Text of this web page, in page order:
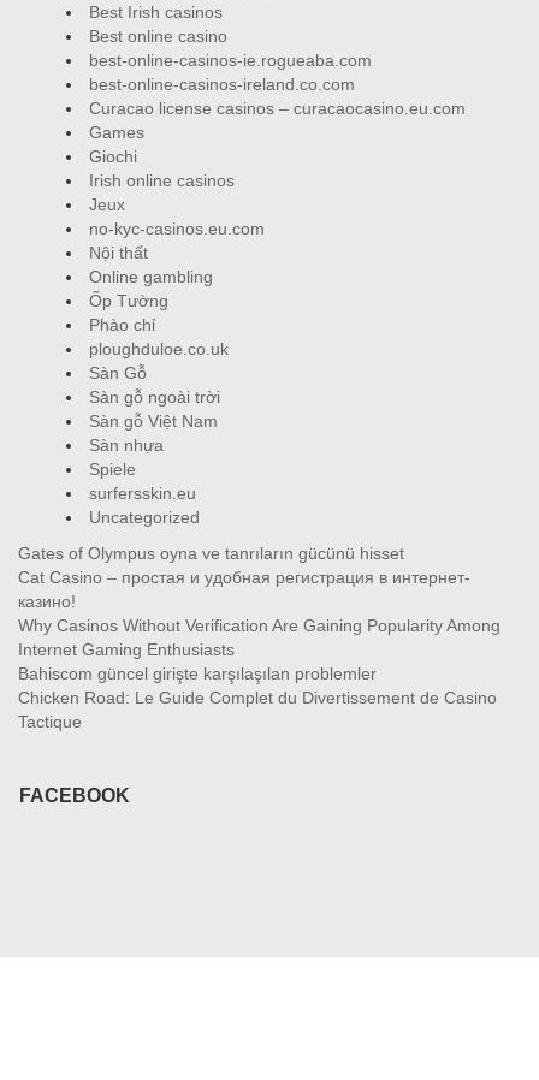
Best Irish casinos
Best online casino
best-online-casinos-ie.rogueaba.com
best-online-casinos-ireland.co.com
Curacao license casinos – curacaocasino.eu.com
Games
Giochi
Irish online casinos
Jeux
no-kyc-casinos.eu.com
Nội thất
Online gambling
Ốp Tường
Phào chỉ
ploughduloe.co.uk
Sàn Gỗ
Sàn gỗ ngoài trời
Sàn gỗ Việt Nam
Sàn nhựa
Spiele
surfersskin.eu
Uncategorized
Gates of Olympus oyna ve tanrıların gücünü hisset
Cat Casino – простая и удобная регистрация в интернет-
казино!
Why Casinos Without Verification Are Gaining Popularity Among
Internet Gaming Enthusiasts
Bahiscom güncel girişte karşılaşılan problemler
Chicken Road: Le Guide Complet du Divertissement de Casino
Tactique
FACEBOOK